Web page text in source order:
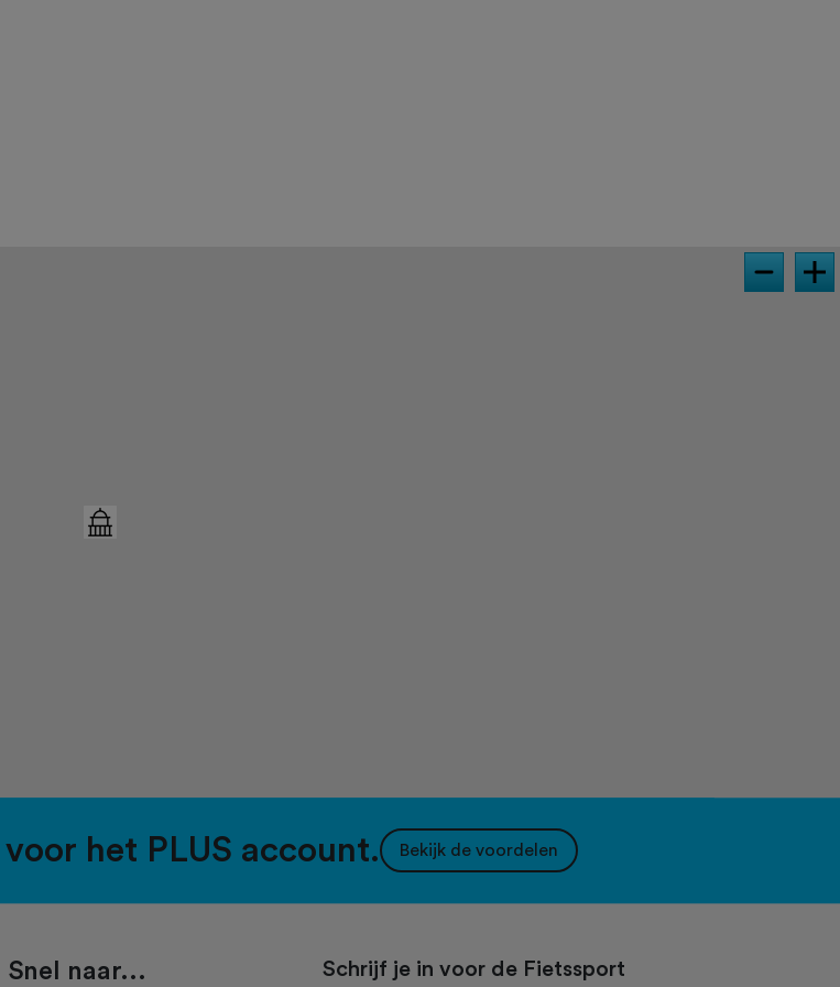
het PLUS account. Bekijk de voordelen
Snel naar...
Schrijf je in voor de Fietssport